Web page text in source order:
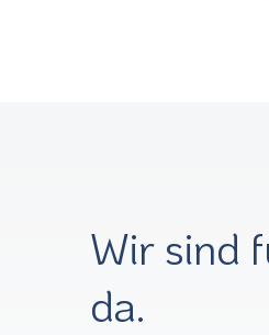
Wir sind
da.